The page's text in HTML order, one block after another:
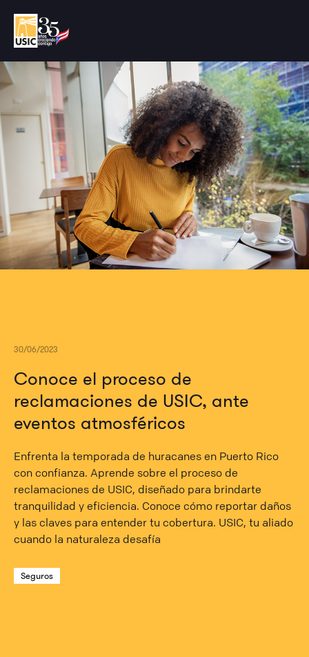
30/06/2023
Conoce el proceso de
reclamaciones de USIC, ante
eventos atmosféricos
Enfrenta la temporada de huracanes en Puerto Rico
con confianza. Aprende sobre el proceso de
reclamaciones de USIC, diseñado para brindarte
tranquilidad y eficiencia. Conoce cómo reportar daños
y las claves para entender tu cobertura. USIC, tu aliado
cuando la naturaleza desafía
Seguros